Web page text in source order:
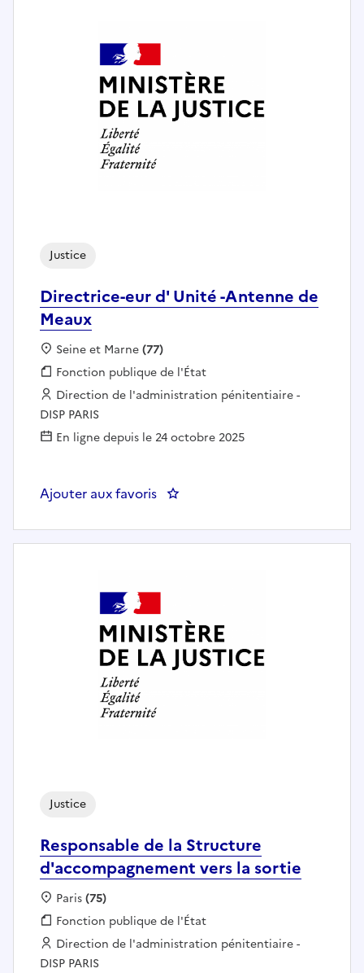
Directrice-eur d' Unité -Antenne de
Meaux
Justice
Localisation :
Seine et Marne(77)
Fonction publique :
Fonction publique de l'État
Employeur :
Direction de l'administration pénitentiaire -
DISP PARIS
En ligne depuis le 24 octobre 2025
Ajouter aux favoris : Directrice-eur d' Unité -
Responsable de la Structure
d'accompagnement vers la sortie
Justice
Localisation :
Paris(75)
Fonction publique :
Fonction publique de l'État
Employeur :
Direction de l'administration pénitentiaire -
DISP PARIS